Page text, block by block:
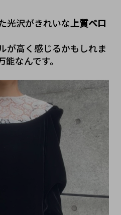
光沢がきれいな上質ベロ
が高く感じるかもしれま
なんです。